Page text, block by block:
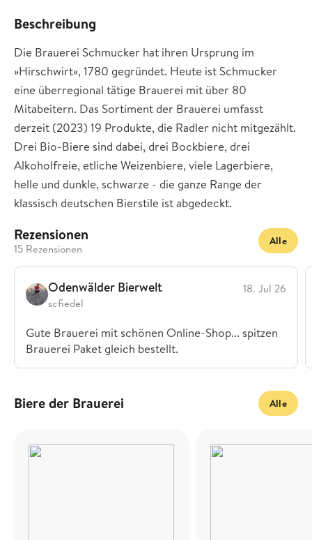
Beschreibung
Die Brauerei Schmucker hat ihren Ursprung im
»Hirschwirt«, 1780 gegründet. Heute ist Schmucker
eine überregional tätige Brauerei mit über 80
Mitabeitern. Das Sortiment der Brauerei umfasst
derzeit (2023) 19 Produkte, die Radler nicht mitgezählt.
Drei Bio-Biere sind dabei, drei Bockbiere, drei
Alkoholfreie, etliche Weizenbiere, viele Lagerbiere,
helle und dunkle, schwarze - die ganze Range der
klassisch deutschen Bierstile ist abgedeckt.
Rezensionen
15 Rezensionen
Alle
Odenwälder Bierwelt
scfiedel
18. Jul 26
Gute Brauerei mit schönen Online-Shop... spitzen
Brauerei Paket gleich bestellt.
Biere der Brauerei Alle